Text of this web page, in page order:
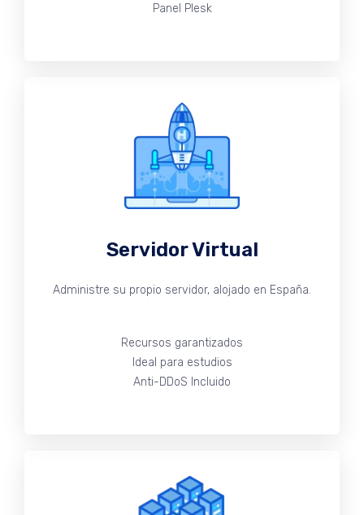
Panel Plesk
Servidor Virtual
Administre su propio servidor, alojado en España.
Recursos garantizados
Ideal para estudios
Anti-DDoS Incluido